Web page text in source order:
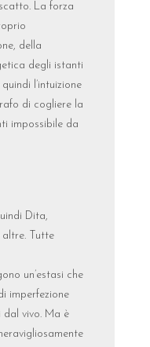
La forza
della
degli istanti
l’intuizione
di cogliere la
impossibile da
Dita,
altre. Tutte
un’estasi che
imperfezione
vivo. Ma è